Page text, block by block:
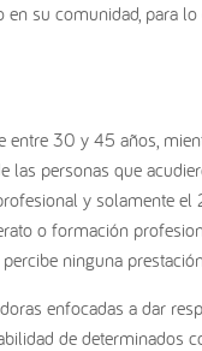
su comunidad, para
entre 30 y 45 años,
las personas que
y solamente el
o formación
ninguna
enfocadas a dar
de determinados